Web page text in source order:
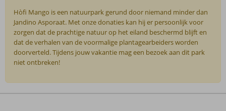
Hòfi Mango is een natuurpark gerund door niemand minder dan
Jandino Asporaat. Met onze donaties kan hij er persoonlijk voor
zorgen dat de prachtige natuur op het eiland beschermd blijft en
dat de verhalen van de voormalige plantagearbeiders worden
doorverteld. Tijdens jouw vakantie mag een bezoek aan dit park
niet ontbreken!